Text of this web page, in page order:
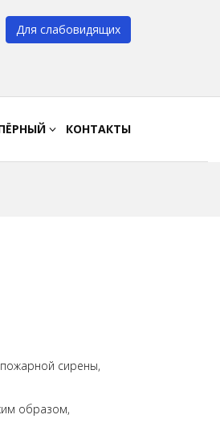
Для слабовидящих
КОНТАКТЫ
сирены,
образом,